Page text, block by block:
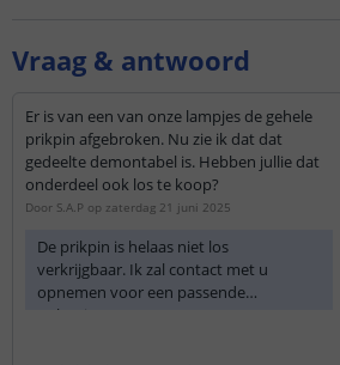
Vraag & antwoord
Er is van een van onze lampjes de gehele
prikpin afgebroken. Nu zie ik dat dat
gedeelte demontabel is. Hebben jullie dat
onderdeel ook los te koop?
Door S.A.P op zaterdag 21 juni 2025
De prikpin is helaas niet los
verkrijgbaar. Ik zal contact met u
opnemen voor een passende
oplossing.